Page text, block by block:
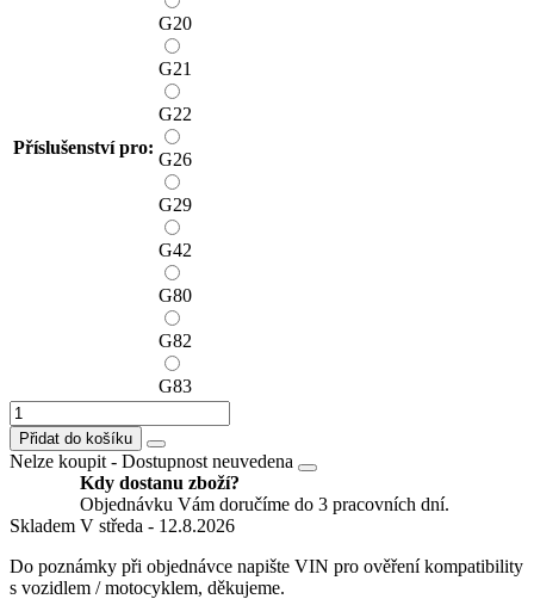
Příslušenství pro:
G20
G21
G22
G26
G29
G42
G80
G82
G83
Přidat do košíku
Nelze koupit - Dostupnost neuvedena
Skladem
Kdy dostanu zboží?
Objednávku Vám doručíme do 3 pracovních dní.
V středa - 12.8.2026
Do poznámky při objednávce napište VIN pro ověření kompatibility
s vozidlem / motocyklem, děkujeme.